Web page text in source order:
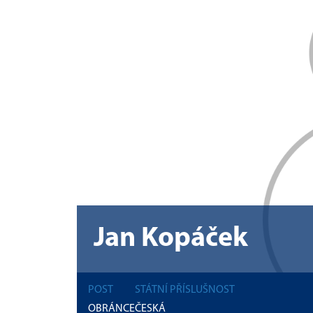
Jan Kopáček
POST
OBRÁNCE
STÁTNÍ PŘÍSLUŠNOST
ČESKÁ